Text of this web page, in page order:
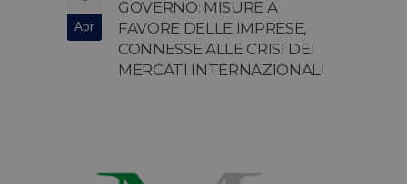
Apr
GOVERNO: MISURE A
FAVORE DELLE IMPRESE,
CONNESSE ALLE CRISI DEI
MERCATI INTERNAZIONALI